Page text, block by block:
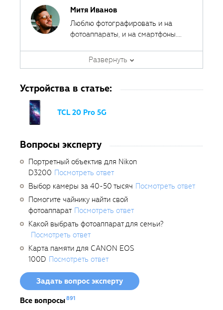
Митя Иванов
Люблю фотографировать и на
фотоаппараты, и на смартфоны.
которая всегда с собой.
Автор курсов и эксперт
Fotoshkola.net
Развернуть
Устройства в статье:
TCL 20 Pro 5G
Вопросы эксперту
Портретный объектив для Nikon
D3200 Посмотреть ответ
Выбор камеры за 40-50 тысяч Посмотреть ответ
Помогите чайнику найти свой
фотоаппарат Посмотреть ответ
Какой выбрать фотоаппарат для семьи?
Посмотреть ответ
Карта памяти для CANON EOS
100D Посмотреть ответ
Задать вопрос эксперту
Все вопросы891